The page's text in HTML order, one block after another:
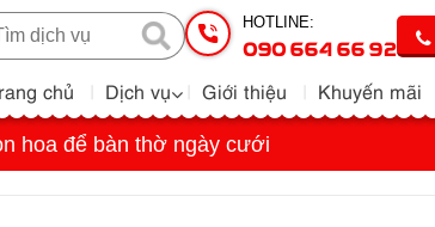
HOTLINE:
090 664 66 92
chủ Dịch vụ Giới thiệu Khuyến mãi
hoa để bàn thờ ngày cưới